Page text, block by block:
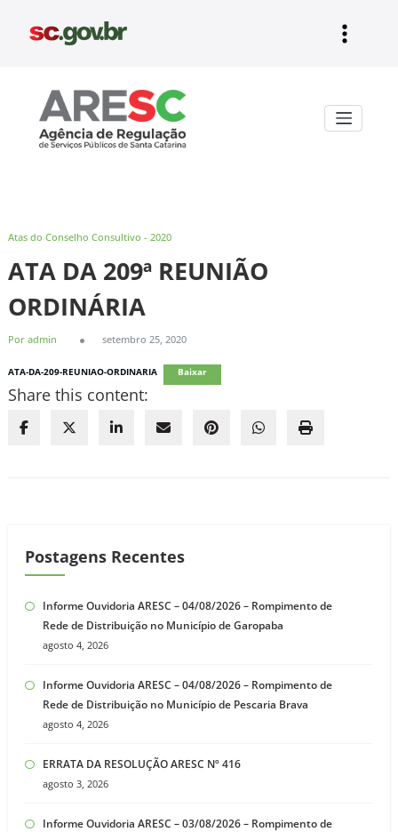
Atas do Conselho Consultivo - 2020
ATA DA 209ª REUNIÃO
ORDINÁRIA
Por admin setembro 25, 2020
ATA-DA-209-REUNIAO-ORDINARIA Baixar
Share this content:
Postagens Recentes
Informe Ouvidoria ARESC – 04/08/2026 – Rompimento de
Rede de Distribuição no Município de Garopaba
agosto 4, 2026
Informe Ouvidoria ARESC – 04/08/2026 – Rompimento de
Rede de Distribuição no Município de Pescaria Brava
agosto 4, 2026
ERRATA DA RESOLUÇÃO ARESC Nº 416
agosto 3, 2026
Informe Ouvidoria ARESC – 03/08/2026 – Rompimento de